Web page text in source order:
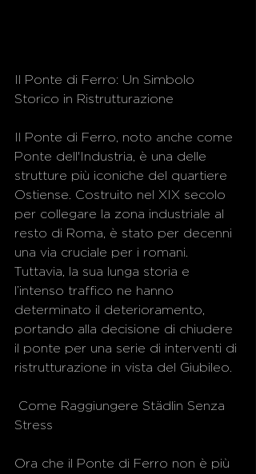
Il Ponte di Ferro: Un Simbolo
Storico in Ristrutturazione
Il Ponte di Ferro, noto anche come
Ponte dell'Industria, è una delle
strutture più iconiche del quartiere
Ostiense. Costruito nel XIX secolo
per collegare la zona industriale al
resto di Roma, è stato per decenni
una via cruciale per i romani.
Tuttavia, la sua lunga storia e
l’intenso traffico ne hanno
determinato il deterioramento,
portando alla decisione di chiudere
il ponte per una serie di interventi di
ristrutturazione in vista del Giubileo.
Stress
Ora che il Ponte di Ferro non è più